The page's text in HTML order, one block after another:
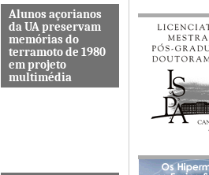
Alunos açorianos
da UA preservam
memórias do
terramoto de 1980
em projeto
multimédia